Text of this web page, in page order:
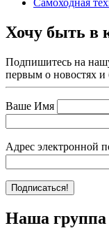
Самоходная
Хочу быть в
Подпишитесь на
первым о новостях
Ваше Имя
Адрес электронной
Наша